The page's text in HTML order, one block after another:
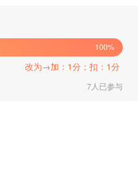
100%
改为→加：1分；扣：1分
7人已参与